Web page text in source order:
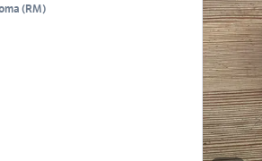
(RM)